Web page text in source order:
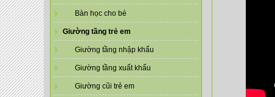
Bàn học cho bé
Giường tầng trẻ em
Giường tầng nhập khẩu
Giường tầng xuất khẩu
Giường cũi trẻ em